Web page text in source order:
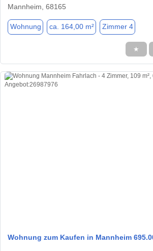
Mannheim, 68165
Wohnung ca. 164,00 m² Zimmer 4
★
Wohnung zum Kaufen in Mannheim